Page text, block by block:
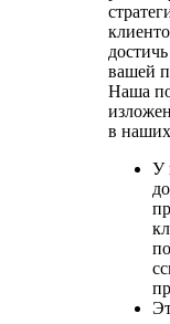
вашей
Наша
в
У